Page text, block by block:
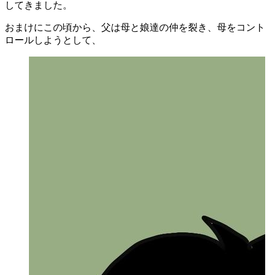
してきました。
おまけにこの頃から、父は母と娘達の仲を裂き、母をコント
ロールしようとして、